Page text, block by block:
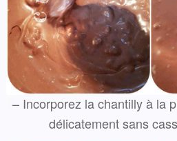
– Incorporez la chantilly à la
délicatement sans